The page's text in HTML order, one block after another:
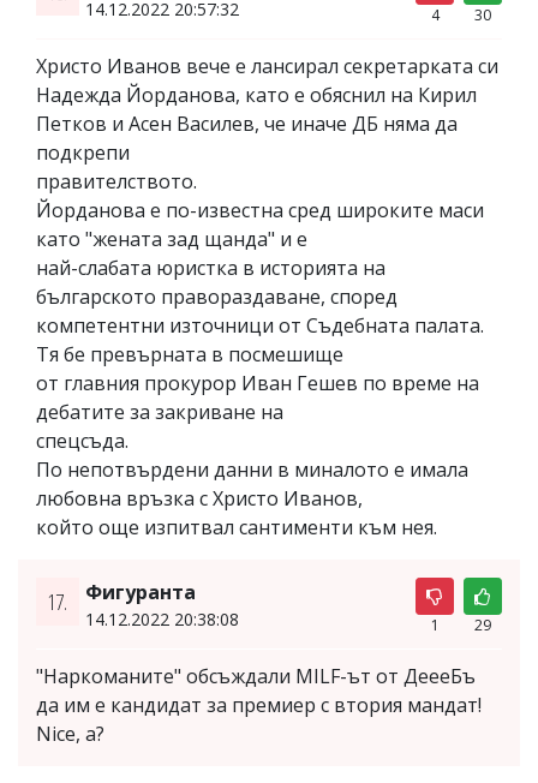
14.12.2022 20:57:32 4 30
Христо Иванов вече е лансирал секретарката си
Надежда Йорданова, като е обяснил на Кирил
Петков и Асен Василев, че иначе ДБ няма да
подкрепи
правителството.
Йорданова е по-известна сред широките маси
като "жената зад щанда" и е
най-слабата юристка в историята на
българското правораздаване, според
компетентни източници от Съдебната палата.
Тя бе превърната в посмешище
от главния прокурор Иван Гешев по време на
дебатите за закриване на
спецсъда.
По непотвърдени данни в миналото е имала
любовна връзка с Христо Иванов,
който още изпитвал сантименти към нея.
17. Фигуранта
14.12.2022 20:38:08 1 29
"Наркоманите" обсъждали MILF-ът от ДеееБъ
да им е кандидат за премиер с втория мандат!
Nice, a?